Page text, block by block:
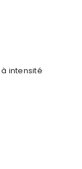
à intensité